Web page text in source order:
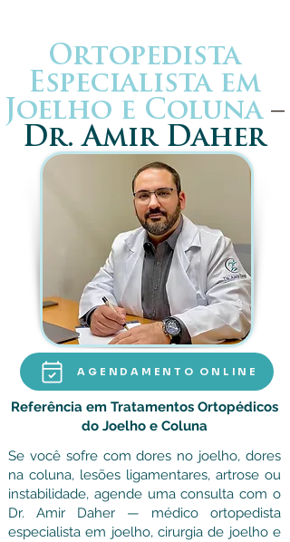
Ortopedista
Especialista em
Joelho e Coluna –
Dr. Amir Daher
AGENDAMENTO ONLINE
Referência em Tratamentos Ortopédicos
do Joelho e Coluna
Se você sofre com dores no joelho, dores
na coluna, lesões ligamentares, artrose ou
instabilidade, agende uma consulta com o
Dr. Amir Daher — médico ortopedista
especialista em joelho, cirurgia de joelho e